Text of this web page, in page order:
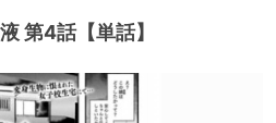
第4話【単話】